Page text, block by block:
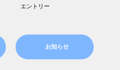
エントリー
お知らせ